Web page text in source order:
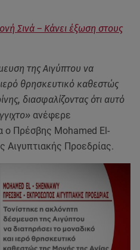
Σινά – Kάνει έξωση στους
της Αιγύπτου να
θρησκευτικό καθεστώς
διασφαλίζοντας ότι αυτό
ανέφερε
ο Πρέσβης Mohamed El-
Αιγυπτιακής Προεδρίας.